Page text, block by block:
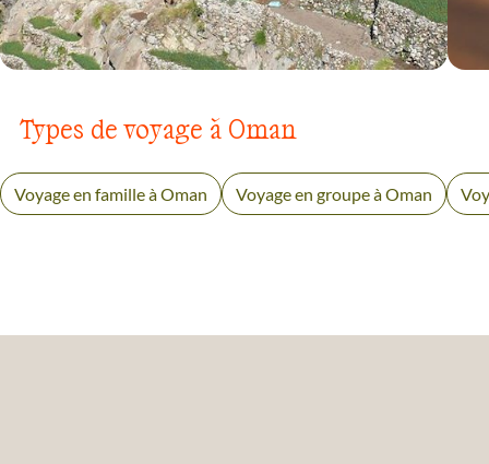
Types de voyage à Oman
Voyage en famille à Oman Voyage en groupe à Oman